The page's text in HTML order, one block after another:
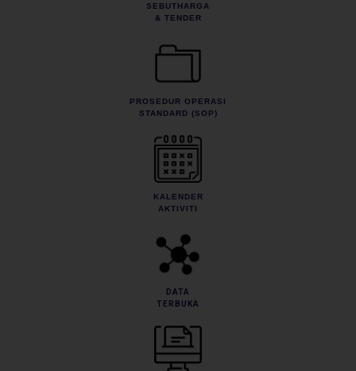
SEBUTHARGA
& TENDER
PROSEDUR OPERASI
STANDARD (SOP)
KALENDER
AKTIVITI
DATA
TERBUKA